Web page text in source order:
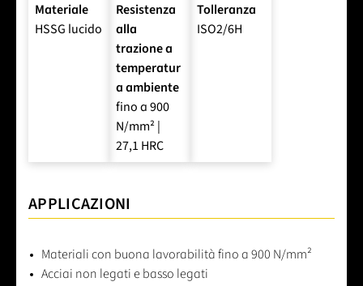
Materiale
HSSG lucido
Resistenza
alla
trazione a
temperatur
a ambiente
fino a 900
N/mm² |
27,1 HRC
Tolleranza
ISO2/6H
APPLICAZIONI
Materiali con buona lavorabilità fino a 900 N/mm²
Acciai non legati e basso legati